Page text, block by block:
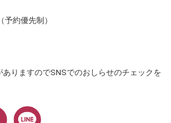
予約優先制）
りますのでSNSでのおしらせのチェックを